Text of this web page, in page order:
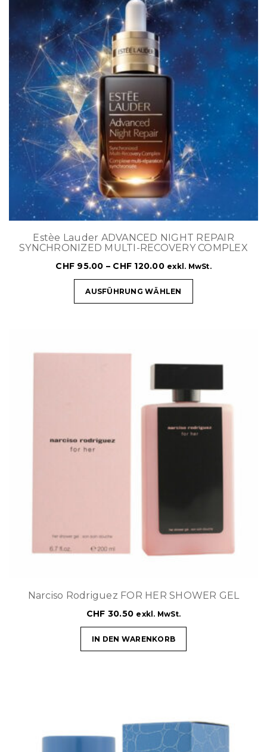
Estèe Lauder ADVANCED NIGHT REPAIR
SYNCHRONIZED MULTI-RECOVERY COMPLEX
CHF 95.00 – CHF 120.00 exkl. MwSt.
AUSFÜHRUNG WÄHLEN
Narciso Rodriguez FOR HER SHOWER GEL
CHF 30.50 exkl. MwSt.
IN DEN WARENKORB